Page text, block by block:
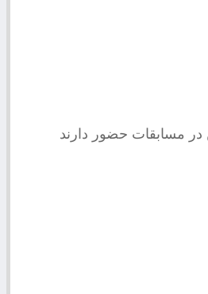
در مسابقات حضور دارند